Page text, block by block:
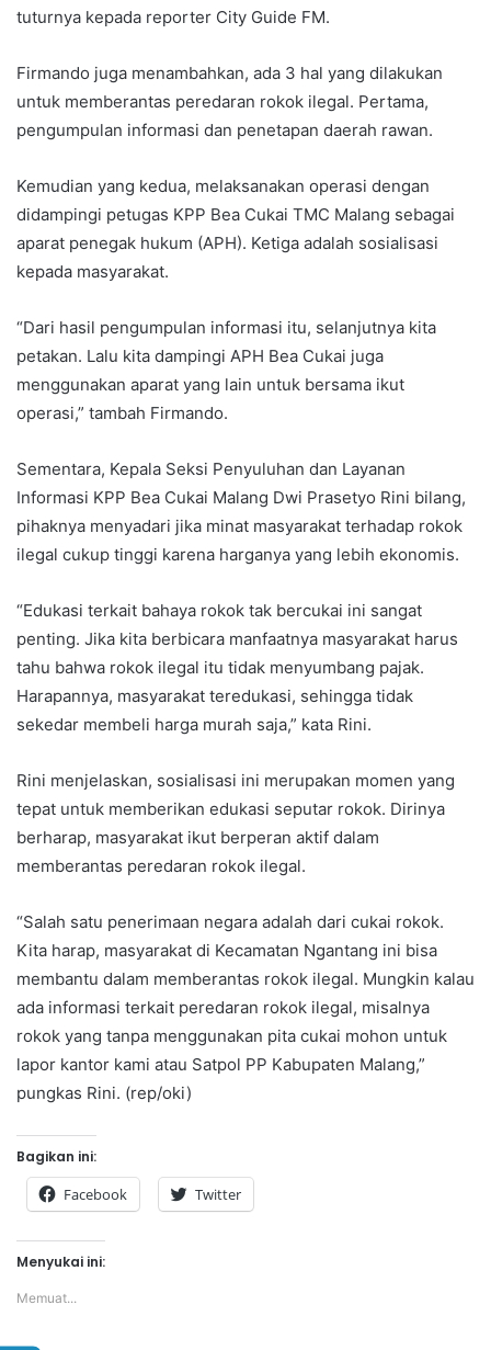
tuturnya kepada reporter City Guide FM.
Firmando juga menambahkan, ada 3 hal yang dilakukan
untuk memberantas peredaran rokok ilegal. Pertama,
pengumpulan informasi dan penetapan daerah rawan.
Kemudian yang kedua, melaksanakan operasi dengan
didampingi petugas KPP Bea Cukai TMC Malang sebagai
aparat penegak hukum (APH). Ketiga adalah sosialisasi
kepada masyarakat.
“Dari hasil pengumpulan informasi itu, selanjutnya kita
petakan. Lalu kita dampingi APH Bea Cukai juga
menggunakan aparat yang lain untuk bersama ikut
operasi,” tambah Firmando.
Sementara, Kepala Seksi Penyuluhan dan Layanan
Informasi KPP Bea Cukai Malang Dwi Prasetyo Rini bilang,
pihaknya menyadari jika minat masyarakat terhadap rokok
ilegal cukup tinggi karena harganya yang lebih ekonomis.
“Edukasi terkait bahaya rokok tak bercukai ini sangat
penting. Jika kita berbicara manfaatnya masyarakat harus
tahu bahwa rokok ilegal itu tidak menyumbang pajak.
Harapannya, masyarakat teredukasi, sehingga tidak
sekedar membeli harga murah saja,” kata Rini.
Rini menjelaskan, sosialisasi ini merupakan momen yang
tepat untuk memberikan edukasi seputar rokok. Dirinya
berharap, masyarakat ikut berperan aktif dalam
memberantas peredaran rokok ilegal.
“Salah satu penerimaan negara adalah dari cukai rokok.
Kita harap, masyarakat di Kecamatan Ngantang ini bisa
membantu dalam memberantas rokok ilegal. Mungkin kalau
ada informasi terkait peredaran rokok ilegal, misalnya
rokok yang tanpa menggunakan pita cukai mohon untuk
lapor kantor kami atau Satpol PP Kabupaten Malang,”
pungkas Rini. (rep/oki)
Bagikan ini:
Facebook Twitter
Menyukai ini:
Memuat...